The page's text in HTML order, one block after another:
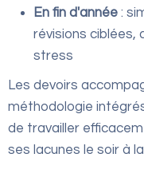
En fin d'année :
révisions ciblées,
stress
Les devoirs
méthodologie
de travailler
ses lacunes le soir à